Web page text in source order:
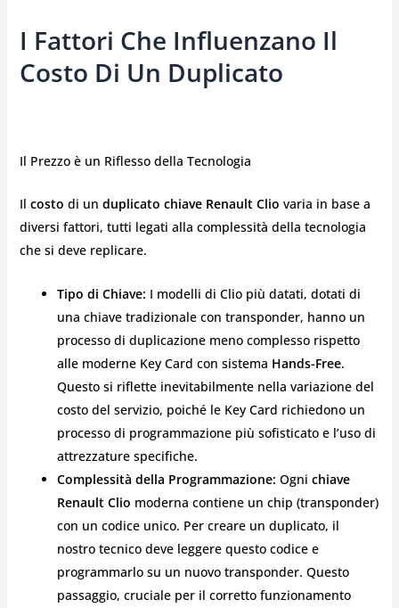
I Fattori Che Influenzano Il
Costo Di Un Duplicato
Il Prezzo è un Riflesso della Tecnologia
Il costo di un duplicato chiave Renault Clio varia in base a
diversi fattori, tutti legati alla complessità della tecnologia
che si deve replicare.
Tipo di Chiave: I modelli di Clio più datati, dotati di
una chiave tradizionale con transponder, hanno un
processo di duplicazione meno complesso rispetto
alle moderne Key Card con sistema Hands-Free.
Questo si riflette inevitabilmente nella variazione del
costo del servizio, poiché le Key Card richiedono un
processo di programmazione più sofisticato e l’uso di
attrezzature specifiche.
Complessità della Programmazione: Ogni chiave
Renault Clio moderna contiene un chip (transponder)
con un codice unico. Per creare un duplicato, il
nostro tecnico deve leggere questo codice e
programmarlo su un nuovo transponder. Questo
passaggio, cruciale per il corretto funzionamento